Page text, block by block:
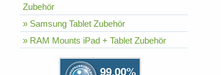
Zubehör
» Samsung Tablet Zubehör
» RAM Mounts iPad + Tablet Zubehör